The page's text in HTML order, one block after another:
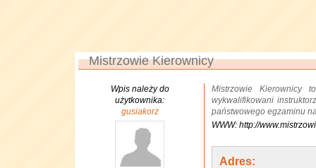
Mistrzowie Kierownicy
Wpis należy do
użytkownika:
gusiakorz
Mistrzowie Kierownicy
wykwalifikowani
państwowego egzaminu
WWW: http://
Adres: